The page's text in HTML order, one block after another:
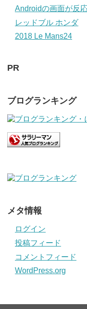
Androidの画面が反
レッドブル ホンダ
2018 Le Mans24
PR
ブログランキング
メタ情報
ログイン
投稿フィード
コメントフィード
WordPress.org